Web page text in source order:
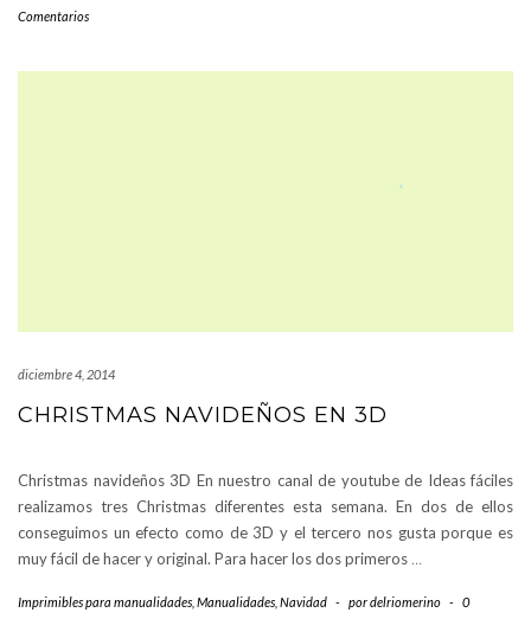
Comentarios
diciembre 4, 2014
CHRISTMAS NAVIDEÑOS EN 3D
Christmas navideños 3D En nuestro canal de youtube de Ideas fáciles
realizamos tres Christmas diferentes esta semana. En dos de ellos
conseguimos un efecto como de 3D y el tercero nos gusta porque es
muy fácil de hacer y original. Para hacer los dos primeros …
Imprimibles para manualidades Manualidades Navidad - pordelriomerino -
0